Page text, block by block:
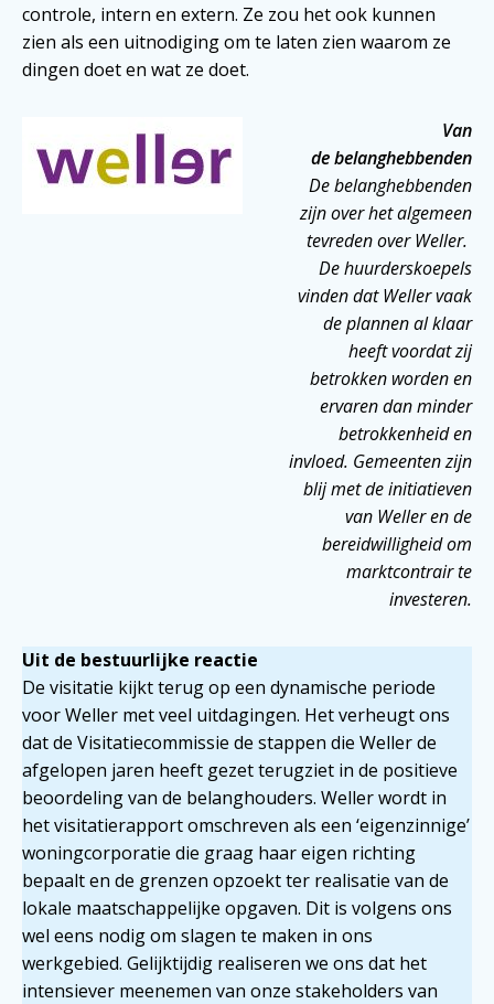
controle, intern en extern. Ze zou het ook kunnen
zien als een uitnodiging om te laten zien waarom ze
dingen doet en wat ze doet.
Van
de belanghebbenden
De belanghebbenden
zijn over het algemeen
tevreden over Weller.
De huurderskoepels
vinden dat Weller vaak
de plannen al klaar
heeft voordat zij
betrokken worden en
ervaren dan minder
betrokkenheid en
invloed. Gemeenten zijn
blij met de initiatieven
van Weller en de
bereidwilligheid om
marktcontrair te
investeren.
Uit de bestuurlijke reactie
De visitatie kijkt terug op een dynamische periode
voor Weller met veel uitdagingen. Het verheugt ons
dat de Visitatiecommissie de stappen die Weller de
afgelopen jaren heeft gezet terugziet in de positieve
beoordeling van de belanghouders. Weller wordt in
het visitatierapport omschreven als een ‘eigenzinnige’
woningcorporatie die graag haar eigen richting
bepaalt en de grenzen opzoekt ter realisatie van de
lokale maatschappelijke opgaven. Dit is volgens ons
wel eens nodig om slagen te maken in ons
werkgebied. Gelijktijdig realiseren we ons dat het
intensiever meenemen van onze stakeholders van